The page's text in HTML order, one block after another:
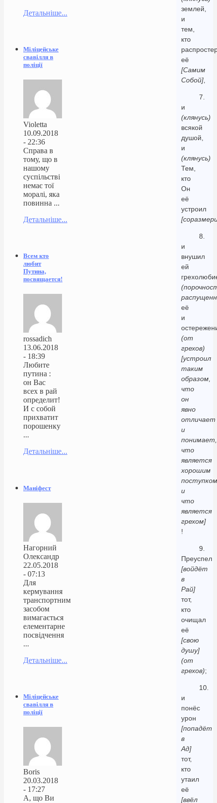
землей,
и
тем,
кто
её
[Самим
Собой],
7.
и
(клянусь)
всякой
душой,
и
(клянусь)
Тем,
кто
Он
её
устроил
8.
и
внушил
ей
её
и
(от
грехов)
[устроил
таким
образом,
что
он
явно
отличает
и
понимает,
что
является
хорошим
поступком
и
что
является
грехом]
!
9.
Преуспел
[войдёт
в
Рай]
тот,
кто
очищал
её
[свою
душу]
(от
грехов);
10.
и
понёс
урон
[попадёт
в
Ад]
тот,
кто
утаил
её
[ввёл
Детальніше...
Міліцейське
свавілля в
поліції
Violetta
10.09.2018
- 22:36
Справа в
тому, що в
нашому
суспільстві
немає тої
моралі, яка
повинна ...
Детальніше...
Всем кто
любит
Путина,
посвящается!
rossadich
13.06.2018
- 18:39
Любите
путина :
он Вас
всех в рай
определит!
И с собой
прихватит
порошенку
...
Детальніше...
Маніфест
Нагорний
Олександр
22.05.2018
- 07:13
Для
кермування
транспортним
засобом
вимагається
елементарне
посвідчення
...
Детальніше...
Міліцейське
свавілля в
поліції
Boris
20.03.2018
- 17:27
А, що Ви